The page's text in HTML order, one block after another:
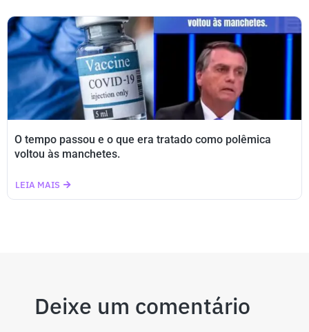
O tempo passou e o que era tratado como polêmica
voltou às manchetes.
LEIA MAIS
Deixe um comentário